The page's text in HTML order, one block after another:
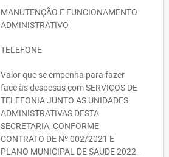
MANUTENÇÃO E FUNCIONAMENTO
ADMINISTRATIVO
TELEFONE
Valor que se empenha para fazer
face às despesas com SERVIÇOS DE
TELEFONIA JUNTO AS UNIDADES
ADMINISTRATIVAS DESTA
SECRETARIA, CONFORME
CONTRATO DE Nº 002/2021 E
PLANO MUNICIPAL DE SAUDE 2022 -